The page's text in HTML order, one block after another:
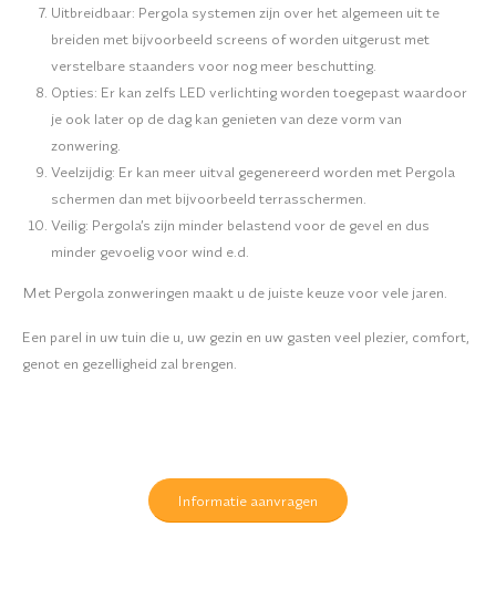
Uitbreidbaar: Pergola systemen zijn over het algemeen uit te
breiden met bijvoorbeeld screens of worden uitgerust met
verstelbare staanders voor nog meer beschutting.
Opties: Er kan zelfs LED verlichting worden toegepast waardoor
je ook later op de dag kan genieten van deze vorm van
zonwering.
Veelzijdig: Er kan meer uitval gegenereerd worden met Pergola
schermen dan met bijvoorbeeld terrasschermen.
Veilig: Pergola’s zijn minder belastend voor de gevel en dus
minder gevoelig voor wind e.d.
Met Pergola zonweringen maakt u de juiste keuze voor vele jaren.
Een parel in uw tuin die u, uw gezin en uw gasten veel plezier, comfort,
genot en gezelligheid zal brengen.
Informatie aanvragen